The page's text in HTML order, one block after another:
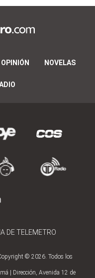
OPINIÓN NOVELAS
DE TELEMETRO
© 2026. Todos los
| Dirección, Avenida 12 de